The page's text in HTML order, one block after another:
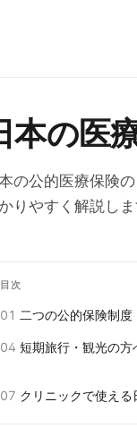
本の医
の公的医療保険
りやすく解説し
目次
01 二つの公的保険制度
04 短期旅行・観光の方
07 クリニックで使える